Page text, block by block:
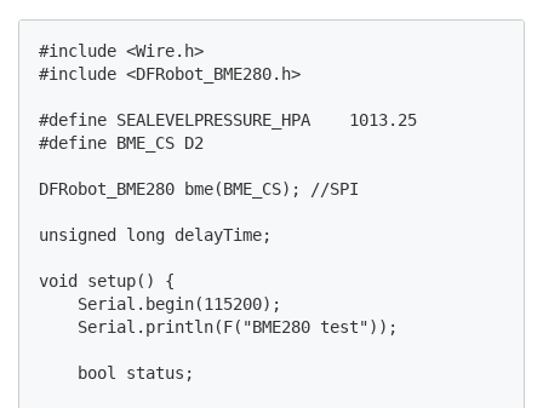
#include <Wire.h>
#include <DFRobot_BME280.h>
#define SEALEVELPRESSURE_HPA    1013.25
#define BME_CS D2
DFRobot_BME280 bme(BME_CS); //SPI
unsigned long delayTime;
void setup() {
    Serial.begin(115200);
    Serial.println(F("BME280 test"));
    bool status;